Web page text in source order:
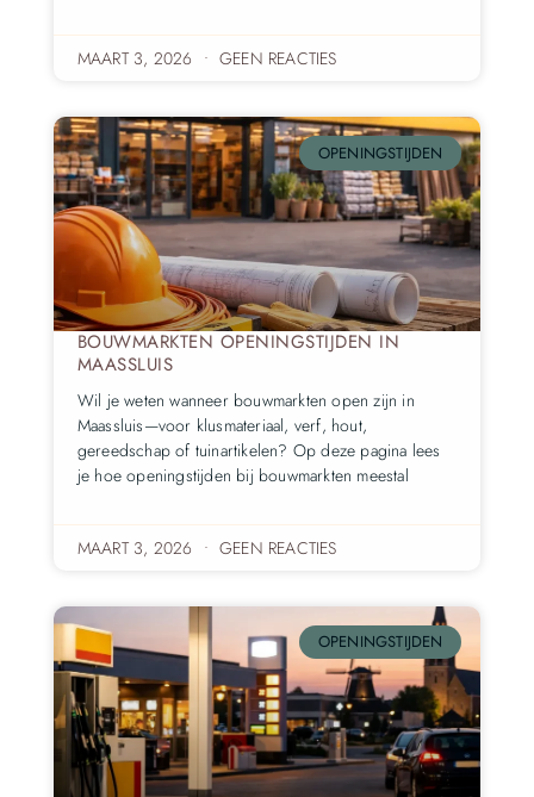
MAART 3, 2026 GEEN REACTIES
OPENINGSTIJDEN
BOUWMARKTEN OPENINGSTIJDEN IN
MAASSLUIS
Wil je weten wanneer bouwmarkten open zijn in
Maassluis—voor klusmateriaal, verf, hout,
gereedschap of tuinartikelen? Op deze pagina lees
je hoe openingstijden bij bouwmarkten meestal
MAART 3, 2026 GEEN REACTIES
OPENINGSTIJDEN